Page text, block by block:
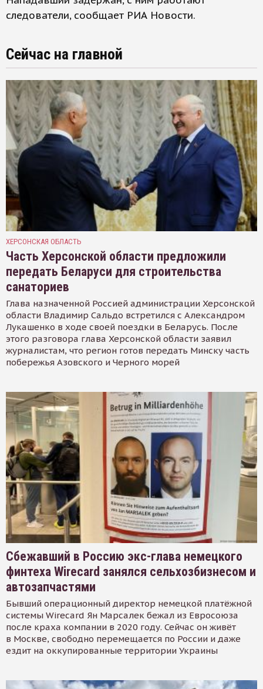
следователи, сообщает РИА Новости.
Сейчас на главной
ХЕРСОНСКАЯ ОБЛАСТЬ
Часть Херсонской области предложили
передать Беларуси для строительства
санаториев
Глава назначенной Россией администрации Херсонской
области Владимир Сальдо встретился с Александром
Лукашенко в ходе своей поездки в Беларусь. После
этого разговора глава Херсонской области заявил
журналистам, что регион готов передать Минску часть
побережья Азовского и Черного морей
Сбежавший в Россию экс-глава немецкого
финтеха Wirecard занялся сельхозбизнесом и
автозапчастями
Бывший операционный директор немецкой платёжной
системы Wirecard Ян Марсалек бежал из Евросоюза
после краха компании в 2020 году. Сейчас он живёт
в Москве, свободно перемещается по России и даже
ездит на оккупированные территории Украины